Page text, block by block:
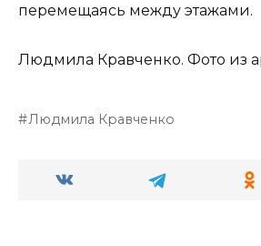
перемещаясь между этажами.
Людмила Кравченко. Фото из
Людмила Кравченко